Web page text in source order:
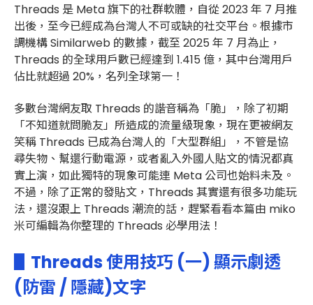
Threads 是 Meta 旗下的社群軟體，自從 2023 年 7 月推
出後，至今已經成為台灣人不可或缺的社交平台。 根據市
調機構 Similarweb 的數據，截至 2025 年 7 月為止，
Threads 的全球用戶數已經達到 1.415 億，其中台灣用戶
佔比就超過 20%，名列全球第一！
多數台灣網友取 Threads 的諧音稱為「脆」，除了初期
「不知道就問脆友」所造成的流量級現象，現在更被網友
笑稱 Threads 已成為台灣人的「大型群組」，不管是協
尋失物、幫還行動電源，或者亂入外國人貼文的情況都真
實上演，如此獨特的現象可能連 Meta 公司也始料未及。
不過，除了正常的發貼文，Threads 其實還有很多功能玩
法，還沒跟上 Threads 潮流的話，趕緊看看本篇由 miko
米可編輯為你整理的 Threads 必學用法！
▋Threads 使用技巧 (一) 顯示劇透
(防雷 / 隱藏)文字